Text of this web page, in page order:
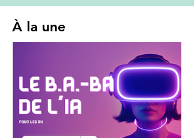
À la une